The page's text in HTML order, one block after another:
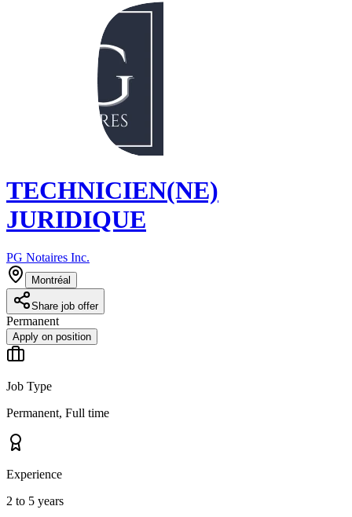
TECHNICIEN(NE)
JURIDIQUE
PG Notaires Inc.
Montréal
Share job offer
Permanent
Apply on position
Job Type
Permanent, Full time
Experience
2 to 5 years